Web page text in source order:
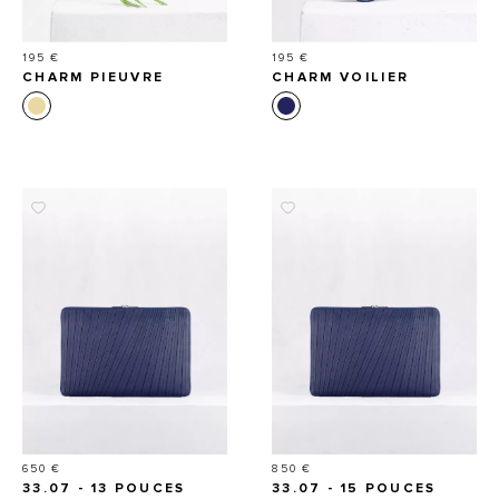
Prix
195 €
CHARM PIEUVRE
Prix
195 €
CHARM VOILIER
Prix
650 €
33.07 - 13 POUCES
Prix
850 €
33.07 - 15 POUCES